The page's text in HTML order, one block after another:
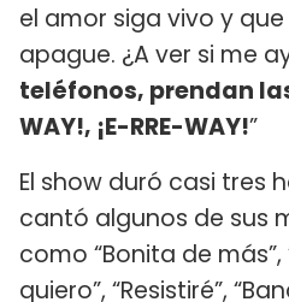
el amor siga vivo y
apague. ¿A ver si me
teléfonos, prendan
WAY!, ¡E-RRE-WAY!”
El show duró casi tres
cantó algunos de sus
como “Bonita de
quiero”, “Resistiré”,